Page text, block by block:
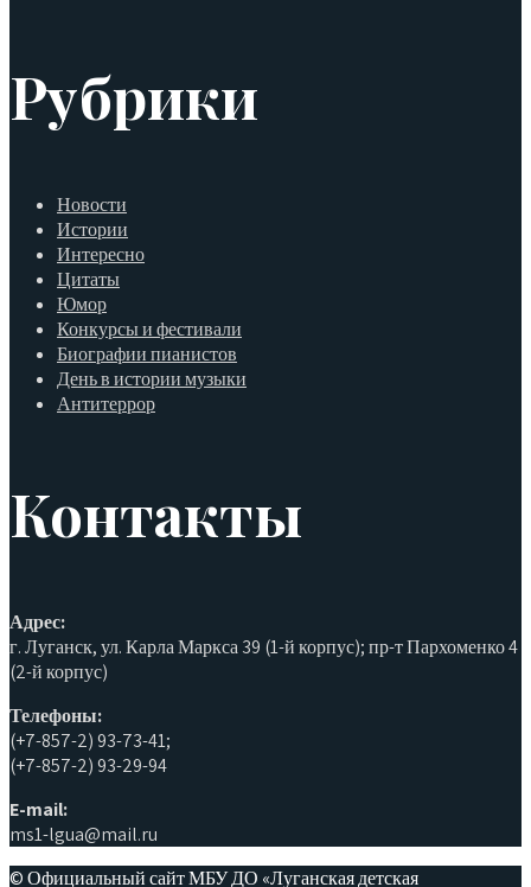
Рубрики
Новости
Истории
Интересно
Цитаты
Юмор
Конкурсы и фестивали
Биографии пианистов
День в истории музыки
Антитеррор
Контакты
Адрес:
г. Луганск, ул. Карла Маркса 39 (1-й корпус); пр-т Пархоменко 4
(2-й корпус)
Телефоны:
(+7-857-2) 93-73-41;
(+7-857-2) 93-29-94
E-mail:
ms1-lgua@mail.ru
© Официальный сайт МБУ ДО «Луганская детская